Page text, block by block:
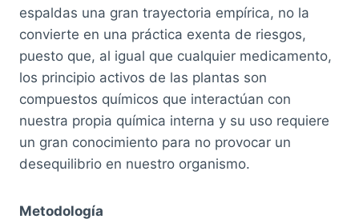
espaldas una gran trayectoria empírica, no la
convierte en una práctica exenta de riesgos,
puesto que, al igual que cualquier medicamento,
los principio activos de las plantas son
compuestos químicos que interactúan con
nuestra propia química interna y su uso requiere
un gran conocimiento para no provocar un
desequilibrio en nuestro organismo.
Metodología